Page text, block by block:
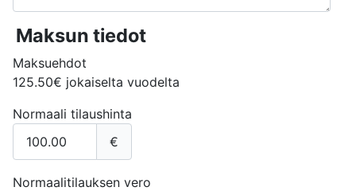
Maksun tiedot
Maksuehdot
125.50€ jokaiselta vuodelta
Normaali tilaushinta
€
Normaalitilauksen vero